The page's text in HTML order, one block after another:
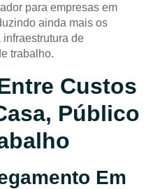
para empresas em
ainda mais os
de
trabalho.
Custos
Público
Em